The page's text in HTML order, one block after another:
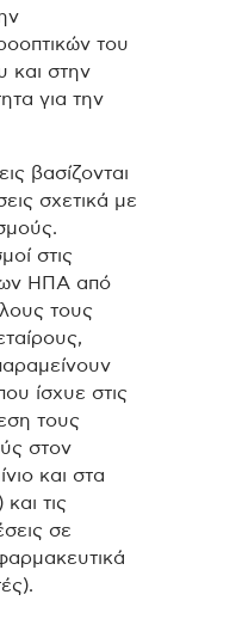
του
και στην
για την
βασίζονται
σχετικά με
στις
ΗΠΑ από
τους
ίσχυε στις
τους
στον
και στα
τις
σε